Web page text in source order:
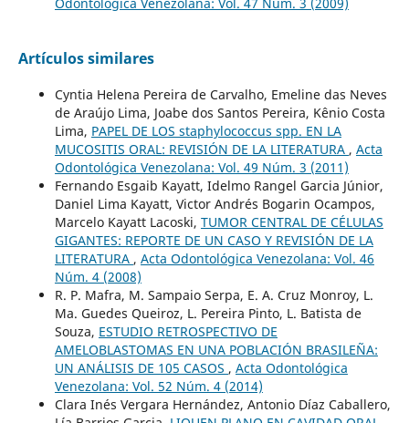
Artículos similares
Cyntia Helena Pereira de Carvalho, Emeline das Neves
de Araújo Lima, Joabe dos Santos Pereira, Kênio Costa
Lima, PAPEL DE LOS staphylococcus spp. EN LA
MUCOSITIS ORAL: REVISIÓN DE LA LITERATURA , Acta
Odontológica Venezolana: Vol. 49 Núm. 3 (2011)
Fernando Esgaib Kayatt, Idelmo Rangel Garcia Júnior,
Daniel Lima Kayatt, Victor Andrés Bogarin Ocampos,
Marcelo Kayatt Lacoski, TUMOR CENTRAL DE CÉLULAS
GIGANTES: REPORTE DE UN CASO Y REVISIÓN DE LA
LITERATURA , Acta Odontológica Venezolana: Vol. 46
Núm. 4 (2008)
R. P. Mafra, M. Sampaio Serpa, E. A. Cruz Monroy, L.
Ma. Guedes Queiroz, L. Pereira Pinto, L. Batista de
Souza, ESTUDIO RETROSPECTIVO DE
AMELOBLASTOMAS EN UNA POBLACIÓN BRASILEÑA:
UN ANÁLISIS DE 105 CASOS , Acta Odontológica
Venezolana: Vol. 52 Núm. 4 (2014)
Clara Inés Vergara Hernández, Antonio Díaz Caballero,